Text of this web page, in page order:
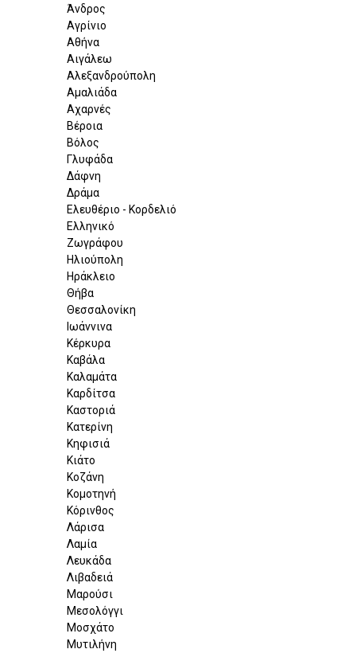
Άνδρος
Αγρίνιο
Αθήνα
Αιγάλεω
Αλεξανδρούπολη
Αμαλιάδα
Αχαρνές
Βέροια
Βόλος
Γλυφάδα
Δάφνη
Δράμα
Ελευθέριο - Κορδελιό
Ελληνικό
Ζωγράφου
Ηλιούπολη
Ηράκλειο
Θήβα
Θεσσαλονίκη
Ιωάννινα
Κέρκυρα
Καβάλα
Καλαμάτα
Καρδίτσα
Καστοριά
Κατερίνη
Κηφισιά
Κιάτο
Κοζάνη
Κομοτηνή
Κόρινθος
Λάρισα
Λαμία
Λευκάδα
Λιβαδειά
Μαρούσι
Μεσολόγγι
Μοσχάτο
Μυτιλήνη